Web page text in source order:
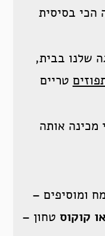
הכי בסיסית
שלנו בבית,
טריים
מכינה אותה
ומוסיפים –
קוקוס טחון –